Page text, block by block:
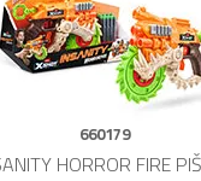
660179
HORROR FIRE